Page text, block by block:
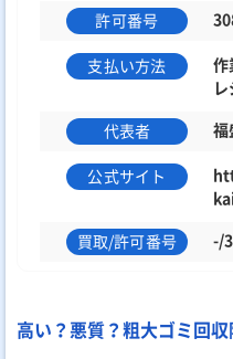
許可番号
支払い方法
作
代表者
福
公式サイト
買取/許可番号
-/
高い？悪質？粗大ゴミ回